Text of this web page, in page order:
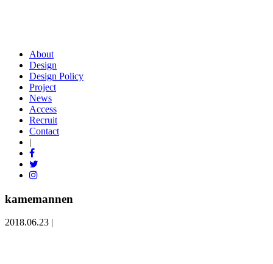
About
Design
Design Policy
Project
News
Access
Recruit
Contact
|
kamemannen
2018.06.23 |